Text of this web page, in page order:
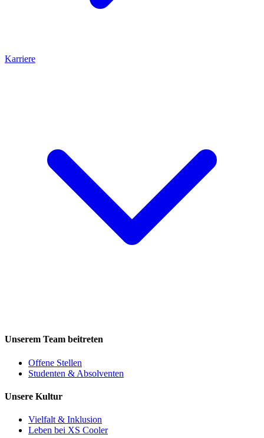
Karriere
Unserem Team beitreten
Offene Stellen
Studenten & Absolventen
Unsere Kultur
Vielfalt & Inklusion
Leben bei XS Cooler